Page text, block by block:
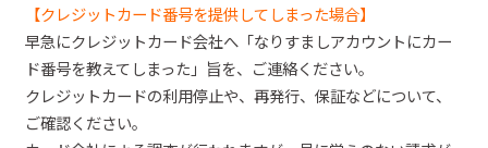
【クレジットカード番号を提供してしまった場合】
早急にクレジットカード会社へ「なりすましアカウントにカー
ド番号を教えてしまった」旨を、ご連絡ください。
クレジットカードの利用停止や、再発行、保証などについて、
ご確認ください。